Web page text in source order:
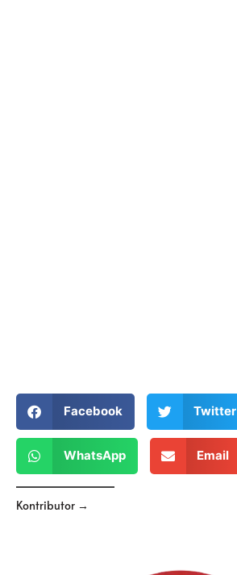
Facebook Twitter
WhatsApp Email
Kontributor →